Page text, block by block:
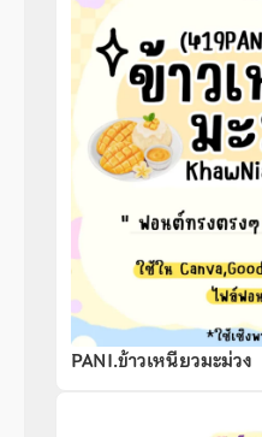
PANI.ข้าวเหนียวมะม่วง